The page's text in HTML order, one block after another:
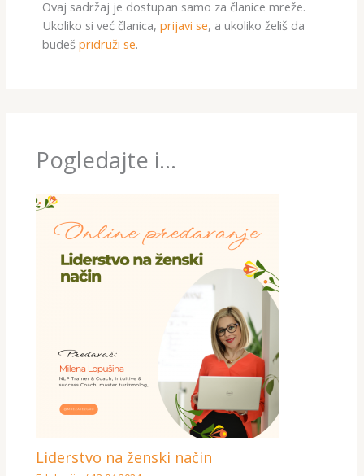
Ovaj sadržaj je dostupan samo za članice mreže.
Ukoliko si već članica, prijavi se, a ukoliko želiš da
budeš pridruži se.
Pogledajte i...
Liderstvo na ženski način